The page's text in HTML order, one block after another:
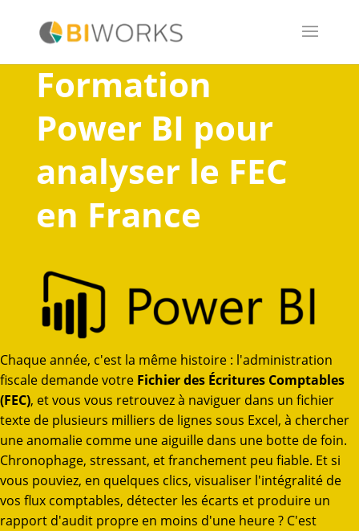
Formation
Power BI pour
analyser le FEC
en France
Chaque année, c'est la même histoire : l'administration
fiscale demande votre Fichier des Écritures Comptables
(FEC), et vous vous retrouvez à naviguer dans un fichier
texte de plusieurs milliers de lignes sous Excel, à chercher
une anomalie comme une aiguille dans une botte de foin.
Chronophage, stressant, et franchement peu fiable. Et si
vous pouviez, en quelques clics, visualiser l'intégralité de
vos flux comptables, détecter les écarts et produire un
rapport d'audit propre en moins d'une heure ? C'est